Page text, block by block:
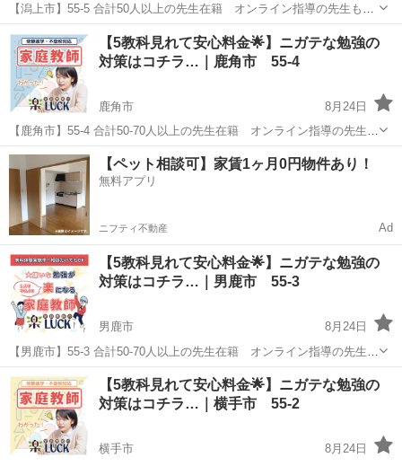
【潟上市】55-5 合計50人以上の先生在籍 オンライン指導の先生も多
数在籍✨ お子様の勉強対策で悩まれてる親御様へ✉️ 「スマホばかりで
勉強しない」「塾に通わせたけど成果が出ない」 「家庭教師に通わせ
たいけど料...
秋田 潟上市 家庭教師 先生
【5教科見れて安心料金🌟】ニガテな勉強の
対策はコチラ…｜鹿角市 55-4
鹿角市
8月24日
【鹿角市】55-4 合計50-70人以上の先生在籍 オンライン指導の先生も
多数在籍✨ お子様の勉強対策で悩まれてる親御様へ✉️ 「スマホばかり
で勉強しない」「塾に通わせたけど成果が出ない」 「家庭教師に通わ
せたい...
秋田 鹿角市 家庭教師 先生
【ペット相談可】家賃1ヶ月0円物件あり！
無料アプリ
ニフティ不動産 Ad
【5教科見れて安心料金🌟】ニガテな勉強の
対策はコチラ…｜男鹿市 55-3
男鹿市
8月24日
【男鹿市】55-3 合計50-70人以上の先生在籍 オンライン指導の先生も
多数在籍✨ お子様の勉強対策で悩まれてる親御様へ✉️ 「スマホばかり
で勉強しない」「塾に通わせたけど成果が出ない」 「家庭教師に通わ
せたい...
秋田 男鹿市 家庭教師 先生
【5教科見れて安心料金🌟】ニガテな勉強の
対策はコチラ…｜横手市 55-2
横手市
8月24日